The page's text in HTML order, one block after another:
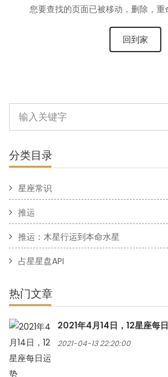
您要查找的页面已被移动，删除，重
回到家
分类目录
星座常识
推运
推运：木星行运到本命水星
占星星盘API
热门文章
2021年4月14日，12星座每
2021-04-13 22:20:00